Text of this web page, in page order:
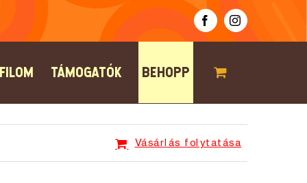
FacebookInstagram
TÁMOGATÓK BEHOPP
Vásárlás folytatása